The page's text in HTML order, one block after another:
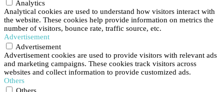
Analytics
Analytical cookies are used to understand how visitors interact with
the website. These cookies help provide information on metrics the
number of visitors, bounce rate, traffic source, etc.
Advertisement
Advertisement
Advertisement cookies are used to provide visitors with relevant ads
and marketing campaigns. These cookies track visitors across
websites and collect information to provide customized ads.
Others
Others